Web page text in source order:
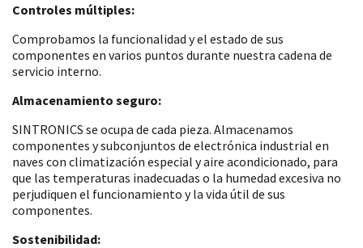
Controles múltiples:
Comprobamos la funcionalidad y el estado de sus
componentes en varios puntos durante nuestra cadena de
servicio interno.
Almacenamiento seguro:
SINTRONICS se ocupa de cada pieza. Almacenamos
componentes y subconjuntos de electrónica industrial en
naves con climatización especial y aire acondicionado, para
que las temperaturas inadecuadas o la humedad excesiva no
perjudiquen el funcionamiento y la vida útil de sus
componentes.
Sostenibilidad: